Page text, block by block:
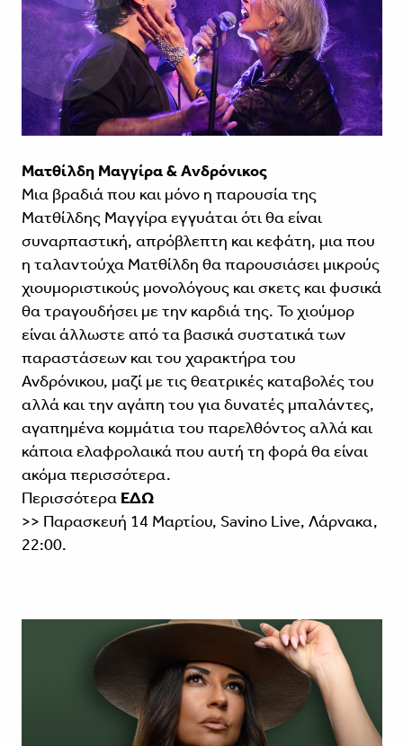
Ματθίλδη Μαγγίρα & Aνδρόνικος
Μια βραδιά που και μόνο η παρουσία της
Ματθίλδης Μαγγίρα εγγυάται ότι θα είναι
συναρπαστική, απρόβλεπτη και κεφάτη, μια που
η ταλαντούχα Ματθίλδη θα παρουσιάσει μικρούς
χιουμοριστικούς μονολόγους και σκετς και φυσικά
θα τραγουδήσει με την καρδιά της. Το χιούμορ
είναι άλλωστε από τα βασικά συστατικά των
παραστάσεων και του χαρακτήρα του
Ανδρόνικου, μαζί με τις θεατρικές καταβολές του
αλλά και την αγάπη του για δυνατές μπαλάντες,
αγαπημένα κομμάτια του παρελθόντος αλλά και
κάποια ελαφρολαικά που αυτή τη φορά θα είναι
ακόμα περισσότερα.
Περισσότερα ΕΔΩ
>> Παρασκευή 14 Μαρτίου, Savino Live, Λάρνακα,
22:00.